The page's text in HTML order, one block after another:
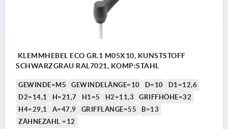
KLEMMHEBEL ECO GR.1 M05X10, KUNSTSTOFF
SCHWARZGRAU RAL7021, KOMP:STAHL
GEWINDE=M5 GEWINDELÄNGE=10 D=10
D1=12,6
D2=14,1
H=21,7 H1=5 H2=11,3
GRIFFHÖHE=32
H4=29,1
A=47,9 GRIFFLÄNGE=55
B=13
ZÄHNEZAHL =12